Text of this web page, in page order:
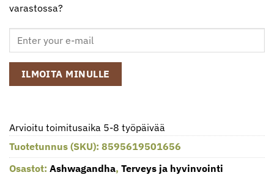
varastossa?
ILMOITA MINULLE
Arvioitu toimitusaika 5-8 työpäivää
Tuotetunnus (SKU): 8595619501656
Osastot: Ashwagandha, Terveys ja hyvinvointi